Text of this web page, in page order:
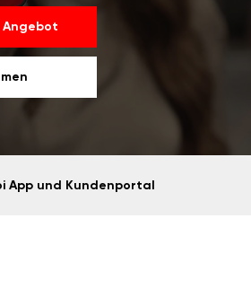
Angebot
App und Kundenportal